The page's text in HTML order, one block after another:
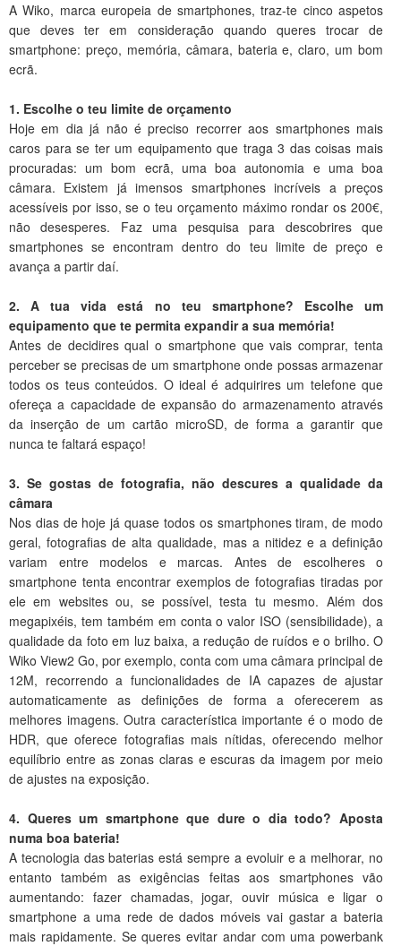
A Wiko, marca europeia de smartphones, traz-te cinco aspetos
que deves ter em consideração quando queres trocar de
smartphone: preço, memória, câmara, bateria e, claro, um bom
ecrã.
1. Escolhe o teu limite de orçamento
Hoje em dia já não é preciso recorrer aos smartphones mais
caros para se ter um equipamento que traga 3 das coisas mais
procuradas: um bom ecrã, uma boa autonomia e uma boa
câmara. Existem já imensos smartphones incríveis a preços
acessíveis por isso, se o teu orçamento máximo rondar os 200€,
não desesperes. Faz uma pesquisa para descobrires que
smartphones se encontram dentro do teu limite de preço e
avança a partir daí.
2. A tua vida está no teu smartphone? Escolhe um
equipamento que te permita expandir a sua memória!
Antes de decidires qual o smartphone que vais comprar, tenta
perceber se precisas de um smartphone onde possas armazenar
todos os teus conteúdos. O ideal é adquirires um telefone que
ofereça a capacidade de expansão do armazenamento através
da inserção de um cartão microSD, de forma a garantir que
nunca te faltará espaço!
3. Se gostas de fotografia, não descures a qualidade da
câmara
Nos dias de hoje já quase todos os smartphones tiram, de modo
geral, fotografias de alta qualidade, mas a nitidez e a definição
variam entre modelos e marcas. Antes de escolheres o
smartphone tenta encontrar exemplos de fotografias tiradas por
ele em websites ou, se possível, testa tu mesmo. Além dos
megapixéis, tem também em conta o valor ISO (sensibilidade), a
qualidade da foto em luz baixa, a redução de ruídos e o brilho. O
Wiko View2 Go, por exemplo, conta com uma câmara principal de
12M, recorrendo a funcionalidades de IA capazes de ajustar
automaticamente as definições de forma a oferecerem as
melhores imagens. Outra característica importante é o modo de
HDR, que oferece fotografias mais nítidas, oferecendo melhor
equilíbrio entre as zonas claras e escuras da imagem por meio
de ajustes na exposição.
4. Queres um smartphone que dure o dia todo? Aposta
numa boa bateria!
A tecnologia das baterias está sempre a evoluir e a melhorar, no
entanto também as exigências feitas aos smartphones vão
aumentando: fazer chamadas, jogar, ouvir música e ligar o
smartphone a uma rede de dados móveis vai gastar a bateria
mais rapidamente. Se queres evitar andar com uma powerbank